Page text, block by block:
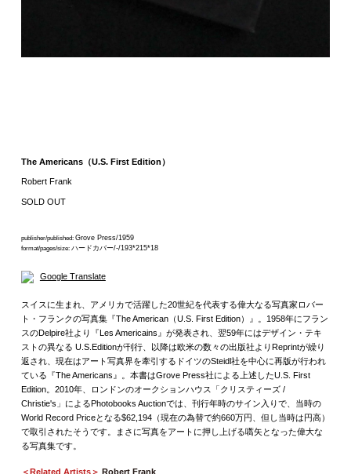
The Americans（U.S. First Edition）
Robert Frank
SOLD OUT
publisher/published: Grove Press/1959
format/pages/size: ハードカバー/-/193*215*18
Google Translate
スイスに生まれ、アメリカで活躍した20世紀を代表する偉大なる写真家ロバー
ト・フランクの写真集『The American（U.S. First Edition）』。1958年にフラン
スのDelpire社より『Les Americains』が発表され、翌59年にはデザイン・テキ
ストの異なる U.S.Editionが刊行、以降は欧米の数々の出版社よりReprintが繰り
返され、現在はアート写真界を牽引するドイツのSteidl社を中心に再版が行われ
ている『The Americans』。本書はGrove Press社による上述したU.S. First
Edition。2010年、ロンドンのオークションハウス「クリスティーズ /
Christie's」によるPhotobooks Auctionでは、刊行年時のサイン入りで、当時の
World Record Priceとなる$62,194（現在の為替で約660万円、但し当時は円高）
で取引されたそうです。まさに写真をアートに押し上げる嚆矢となった偉大な
る写真集です。
＜Related Artists＞ Robert Frank